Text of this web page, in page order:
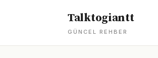
Talktogiantt
GÜNCEL REHBER